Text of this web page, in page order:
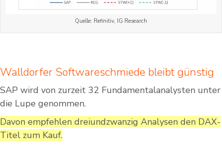
Quelle: Refinitiv, IG Research
Walldorfer Softwareschmiede bleibt günstig
SAP wird von zurzeit 32 Fundamentalanalysten unter
die Lupe genommen.
Davon empfehlen dreiundzwanzig Analysen den DAX-
Titel zum Kauf.